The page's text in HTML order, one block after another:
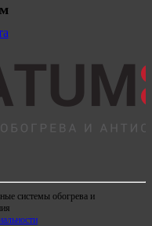
системы обогрева и